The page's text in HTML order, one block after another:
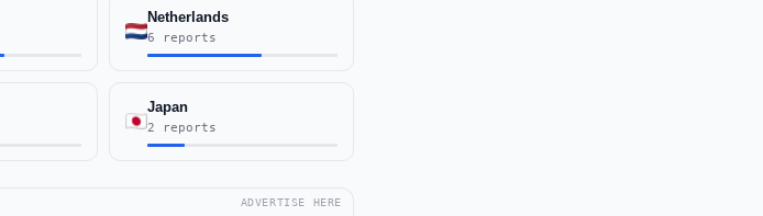
Netherlands
6 reports
Japan
2 reports
ADVERTISE HERE